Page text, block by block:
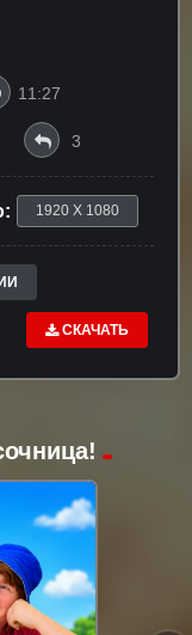
11:27
3
1920 X 1080
СКАЧАТЬ